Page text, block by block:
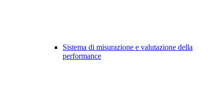
Sistema di misurazione e valutazione della
performance